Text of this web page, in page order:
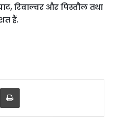
रिवाल्वर और पिस्तौल तथा
हैं.
via Email Print